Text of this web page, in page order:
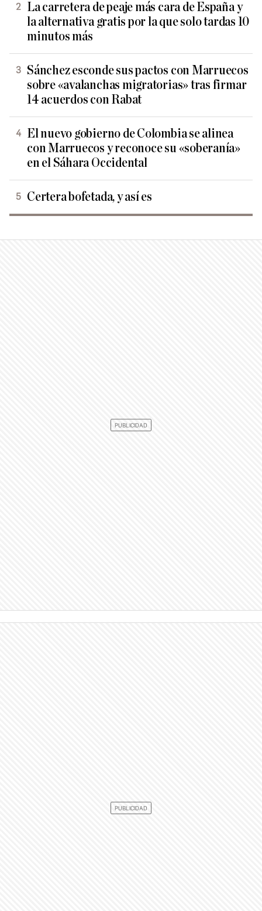
La carretera de peaje más cara de España y
la alternativa gratis por la que solo tardas 10
minutos más
Sánchez esconde sus pactos con Marruecos
sobre «avalanchas migratorias» tras firmar
14 acuerdos con Rabat
El nuevo gobierno de Colombia se alinea
con Marruecos y reconoce su «soberanía»
en el Sáhara Occidental
Certera bofetada, y así es